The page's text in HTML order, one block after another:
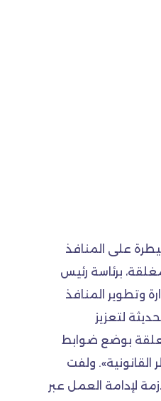
على المنافذ
الحدودية لعام ٢٠٢٦ عبر الدائرة التلفزيونية المغلقة، برئاسة رئيس
وتطوير المنافذ
أهمية اعتماد الرؤى الحديثة لتعزيز
بوضع ضوابط
ولفت
لإدامة العمل عبر